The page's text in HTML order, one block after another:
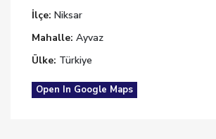
İlçe: Niksar
Mahalle: Ayvaz
Ülke: Türkiye
Open In Google Maps